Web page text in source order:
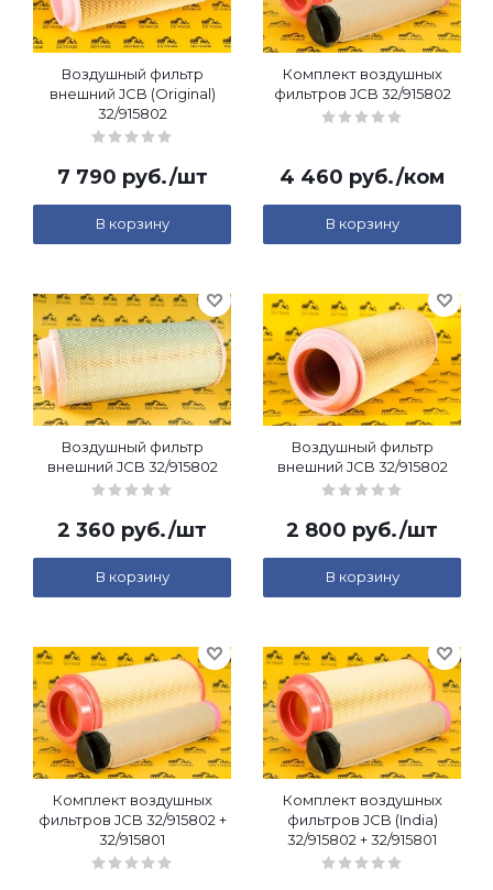
Воздушный фильтр
внешний JCB (Original)
32/915802
7 790 руб./шт
В корзину
Комплект воздушных
фильтров JCB 32/915802
4 460 руб./ком
В корзину
Воздушный фильтр
внешний JCB 32/915802
2 360 руб./шт
В корзину
Воздушный фильтр
внешний JCB 32/915802
2 800 руб./шт
В корзину
Комплект воздушных
фильтров JCB 32/915802 +
32/915801
Комплект воздушных
фильтров JCB (India)
32/915802 + 32/915801